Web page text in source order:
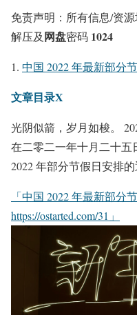
免责声明：所有信息/资
解压及网盘密码 1024
中国 2022 年最新部分
文章目录X
光阴似箭，岁月如梭。
在二零二一年十月二十
2022 年部分节假日安排的
「中国 2022 年最新部分
https://ostarted.com/31」